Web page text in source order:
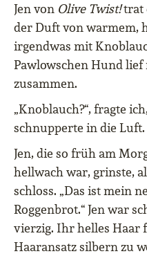
Jen von Olive Twist!trat
der Duft von warmem,
irgendwas mit
Pawlowschen Hund
zusammen.
„Knoblauch?“, fragte
schnupperte in die Luft.
Jen, die so früh am
hellwach war, grinste,
schloss. „Das ist mein
Roggenbrot.“ Jen war
vierzig. Ihr helles Haar
Haaransatz silbern zu